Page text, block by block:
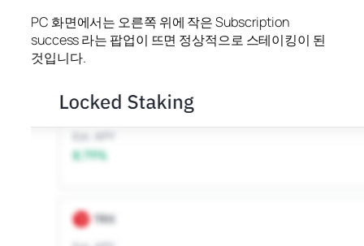
PC 화면에서는 오른쪽 위에 작은 Subscription
success 라는 팝업이 뜨면 정상적으로 스테이킹이 된
것입니다.